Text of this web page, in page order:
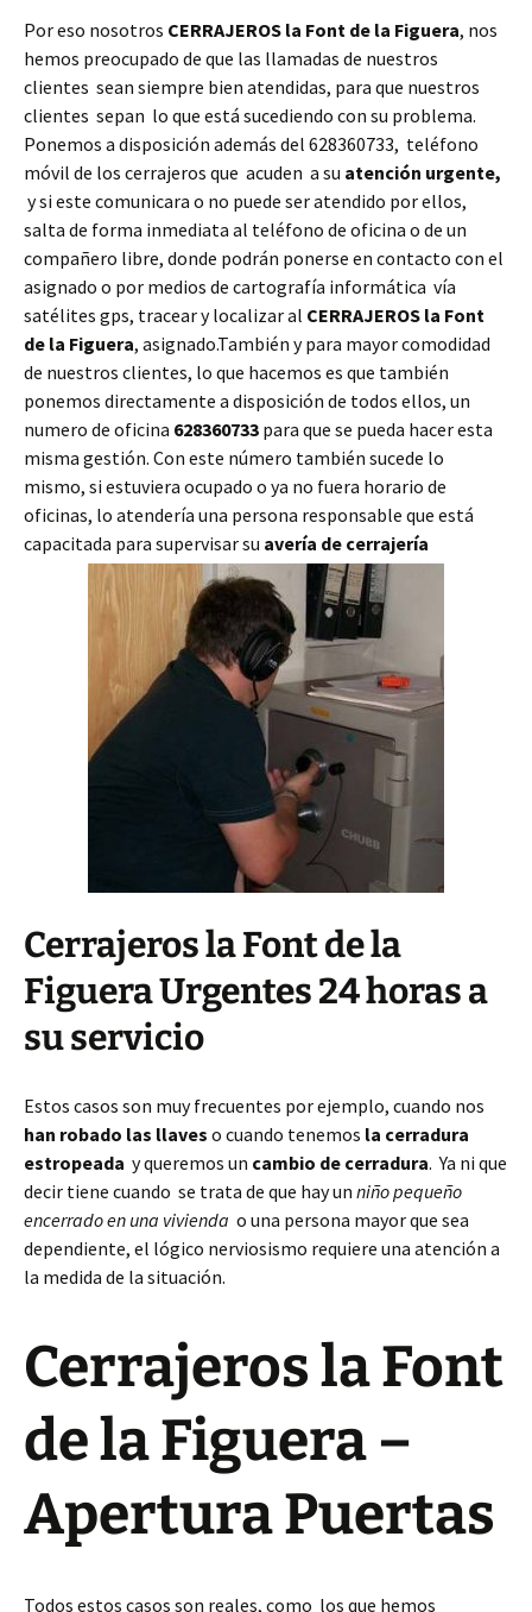
Por eso nosotros CERRAJEROS la Font de la Figuera, nos
hemos preocupado de que las llamadas de nuestros
clientes sean siempre bien atendidas, para que nuestros
clientes sepan lo que está sucediendo con su problema.
Ponemos a disposición además del 628360733, teléfono
móvil de los cerrajeros que acuden a su atención urgente,
y si este comunicara o no puede ser atendido por ellos,
salta de forma inmediata al teléfono de oficina o de un
compañero libre, donde podrán ponerse en contacto con el
asignado o por medios de cartografía informática vía
satélites gps, tracear y localizar al CERRAJEROS la Font
de la Figuera, asignado.También y para mayor comodidad
de nuestros clientes, lo que hacemos es que también
ponemos directamente a disposición de todos ellos, un
numero de oficina 628360733 para que se pueda hacer esta
misma gestión. Con este número también sucede lo
mismo, si estuviera ocupado o ya no fuera horario de
oficinas, lo atendería una persona responsable que está
capacitada para supervisar su avería de cerrajería
Cerrajeros la Font de la
Figuera Urgentes 24 horas a
su servicio
Estos casos son muy frecuentes por ejemplo, cuando nos
han robado las llaves o cuando tenemos la cerradura
estropeada y queremos un cambio de cerradura. Ya ni que
decir tiene cuando se trata de que hay un niño pequeño
encerrado en una vivienda o una persona mayor que sea
dependiente, el lógico nerviosismo requiere una atención a
la medida de la situación.
Cerrajeros la Font
de la Figuera –
Apertura Puertas
Todos estos casos son reales, como los que hemos